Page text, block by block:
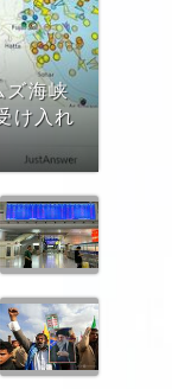
ズ海峡
け入れ